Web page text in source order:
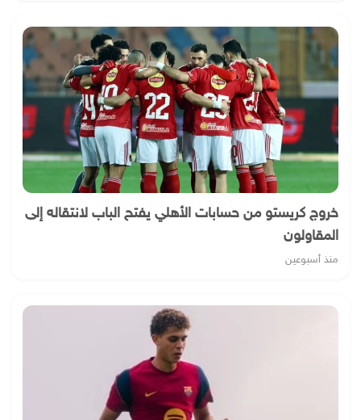
خروج كريستو من حسابات الأهلي يفتح الباب لانتقاله إلى
المقاولون
منذ أسبوعين